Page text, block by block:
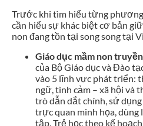
Trước khi tìm hiểu từng
cần hiểu sự khác biệt cơ bản
non đang tồn tại song song tại
Giáo dục mầm non
của Bộ Giáo dục và Đào
vào 5 lĩnh vực phát triển:
ngữ, tình cảm – xã hội và
trò dẫn dắt chính, sử
trực quan minh họa,
tập. Trẻ học theo kế